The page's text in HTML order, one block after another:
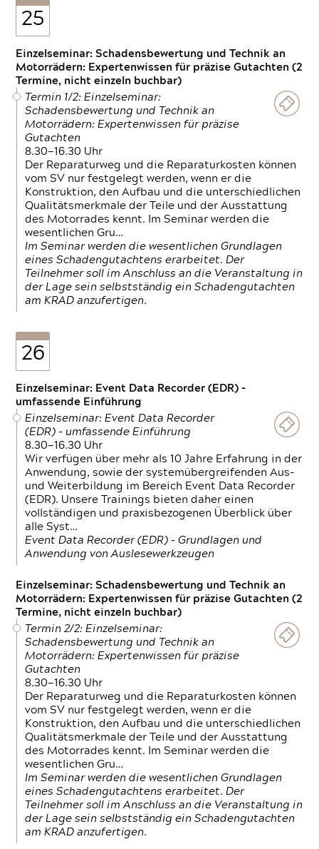
25
Einzelseminar: Schadensbewertung und Technik an
Motorrädern: Expertenwissen für präzise Gutachten (2
Termine, nicht einzeln buchbar)
Termin 1/2: Einzelseminar:
Schadensbewertung und Technik an
Motorrädern: Expertenwissen für präzise
Gutachten
8.30—16.30 Uhr
Der Reparaturweg und die Reparaturkosten können
vom SV nur festgelegt werden, wenn er die
Konstruktion, den Aufbau und die unterschiedlichen
Qualitätsmerkmale der Teile und der Ausstattung
des Motorrades kennt. Im Seminar werden die
wesentlichen Gru…
Im Seminar werden die wesentlichen Grundlagen
eines Schadengutachtens erarbeitet. Der
Teilnehmer soll im Anschluss an die Veranstaltung in
der Lage sein selbstständig ein Schadengutachten
am KRAD anzufertigen.
26
Einzelseminar: Event Data Recorder (EDR) –
umfassende Einführung
Einzelseminar: Event Data Recorder
(EDR) – umfassende Einführung
8.30—16.30 Uhr
Wir verfügen über mehr als 10 Jahre Erfahrung in der
Anwendung, sowie der systemübergreifenden Aus-
und Weiterbildung im Bereich Event Data Recorder
(EDR). Unsere Trainings bieten daher einen
vollständigen und praxisbezogenen Überblick über
alle Syst…
Event Data Recorder (EDR) – Grundlagen und
Anwendung von Auslesewerkzeugen
Einzelseminar: Schadensbewertung und Technik an
Motorrädern: Expertenwissen für präzise Gutachten (2
Termine, nicht einzeln buchbar)
Termin 2/2: Einzelseminar:
Schadensbewertung und Technik an
Motorrädern: Expertenwissen für präzise
Gutachten
8.30—16.30 Uhr
Der Reparaturweg und die Reparaturkosten können
vom SV nur festgelegt werden, wenn er die
Konstruktion, den Aufbau und die unterschiedlichen
Qualitätsmerkmale der Teile und der Ausstattung
des Motorrades kennt. Im Seminar werden die
wesentlichen Gru…
Im Seminar werden die wesentlichen Grundlagen
eines Schadengutachtens erarbeitet. Der
Teilnehmer soll im Anschluss an die Veranstaltung in
der Lage sein selbstständig ein Schadengutachten
am KRAD anzufertigen.